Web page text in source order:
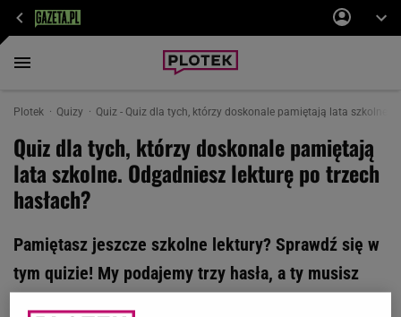
Plotek Quizy Quiz - Quiz dla tych, którzy doskonale pamiętają lata szkolne.
Quiz dla tych, którzy doskonale pamiętają
lata szkolne. Odgadniesz lekturę po trzech
hasłach?
Pamiętasz jeszcze szkolne lektury? Sprawdź się w
tym quizie! My podajemy trzy hasła, a ty musisz